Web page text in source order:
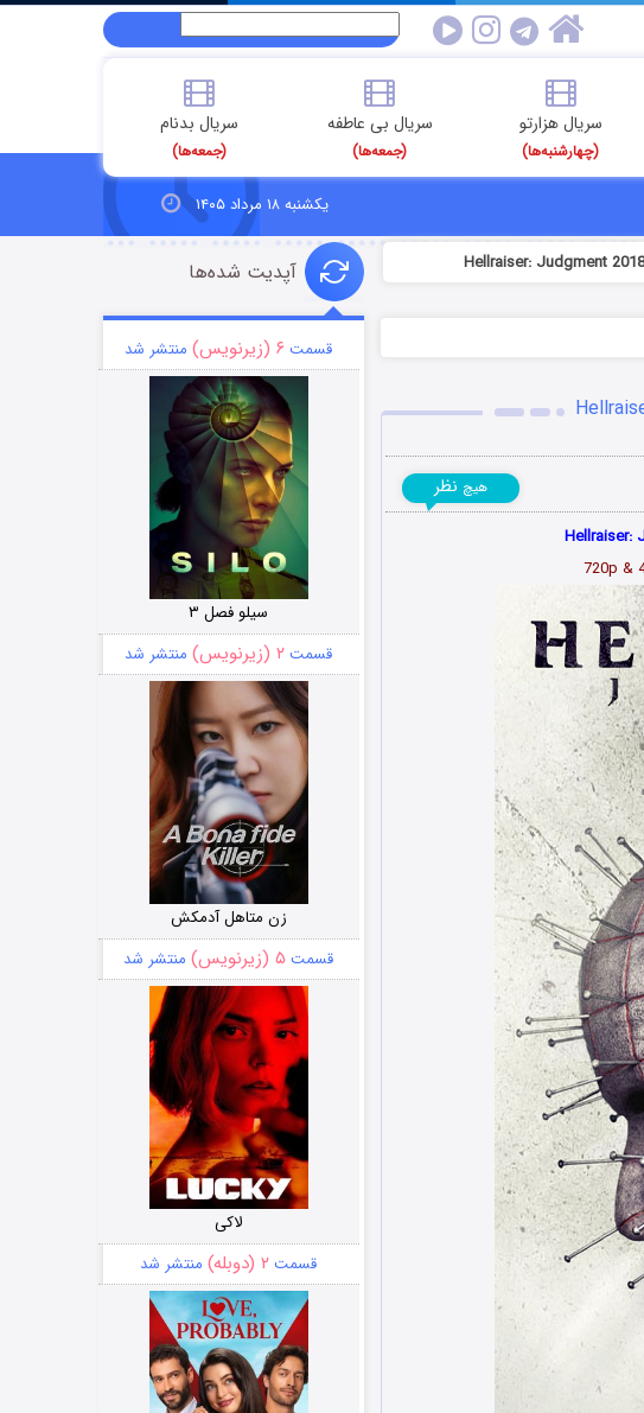
سریال هزارتو
(چهارشنبه‌ها)
سریال بی عاطفه
(جمعه‌ها)
سریال بدنام
(جمعه‌ها)
یکشنبه ۱۸ مرداد ۱۴۰۵
هیچ نظر
آپدیت شده‌ها
قسمت ۶ (زیرنویس) منتشر شد
سیلو فصل ۳
قسمت ۲ (زیرنویس) منتشر شد
زن متاهل آدمکش
قسمت ۵ (زیرنویس) منتشر شد
لاکی
قسمت ۲ (دوبله) منتشر شد